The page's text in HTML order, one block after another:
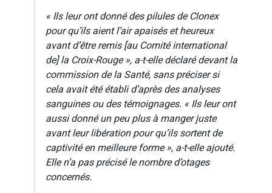
«Ils leur ont donné des pilules de Clonex
pour qu’ils aient l’air apaisés et heureux
avant d’être remis [au Comité international
de] la Croix-Rouge», a-t-elle déclaré devant la
commission de la Santé, sans préciser si
cela avait été établi d’après des analyses
sanguines ou des témoignages. «Ils leur ont
aussi donné un peu plus à manger juste
avant leur libération pour qu’ils sortent de
captivité en meilleure forme», a-t-elle ajouté.
Elle n’a pas précisé le nombre d’otages
concernés.